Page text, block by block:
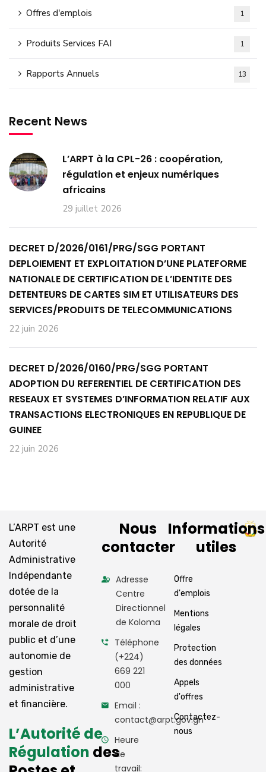
Offres d'emplois 1
Produits Services FAI 1
Rapports Annuels 13
Recent News
L’ARPT à la CPL-26 : coopération,
régulation et enjeux numériques
africains
29 juillet 2026
DECRET D/2026/0161/PRG/SGG PORTANT
DEPLOIEMENT ET EXPLOITATION D’UNE PLATEFORME
NATIONALE DE CERTIFICATION DE L’IDENTITE DES
DETENTEURS DE CARTES SIM ET UTILISATEURS DES
SERVICES/PRODUITS DE TELECOMMUNICATIONS
22 juin 2026
DECRET D/2026/0160/PRG/SGG PORTANT
ADOPTION DU REFERENTIEL DE CERTIFICATION DES
RESEAUX ET SYSTEMES D’INFORMATION RELATIF AUX
TRANSACTIONS ELECTRONIQUES EN REPUBLIQUE DE
GUINEE
22 juin 2026
L’ARPT est une
Autorité
Administrative
Indépendante
dotée de la
personnalité
morale de droit
public et d’une
autonomie de
gestion
administrative
et financière.
L’Autorité de
Régulation des
Nous
contacter
Adresse
Centre
Directionnel
de Koloma
Téléphone
(+224)
669 221
000
Email :
contact@arpt.gov.gn
Heure
de
travail:
Informations
utiles
Offre
d'emplois
Mentions
légales
Protection
des données
Appels
d'offres
Contactez-
nous